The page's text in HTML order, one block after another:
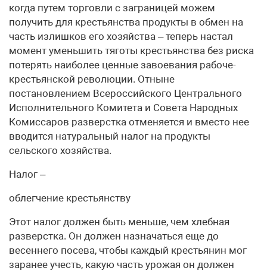
когда путем торговли с заграницей можем
получить для крестьянства продукты в обмен на
часть излишков его хозяйства – теперь настал
момент уменьшить тяготы крестьянства без риска
потерять наиболее ценные завоевания рабоче-
крестьянской революции. Отныне
постановлением Всероссийского Центрального
Исполнительного Комитета и Совета Народных
Комиссаров разверстка отменяется и вместо нее
вводится натуральный налог на продукты
сельского хозяйства.
Налог –
облегчение крестьянству
Этот налог должен быть меньше, чем хлебная
разверстка. Он должен назначаться еще до
весеннего посева, чтобы каждый крестьянин мог
заранее учесть, какую часть урожая он должен